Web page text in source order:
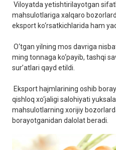
Viloyatda yetishtirilayotgan
mahsulotlariga xalqaro
eksport ko‘rsatkichlarida ham
O‘tgan yilning mos davriga
ming tonnaga ko‘payib, tashqi
sur’atlari qayd etildi.
Eksport hajmlarining oshib
qishloq xo‘jaligi salohiyati
mahsulotlarning xorijiy
borayotganidan dalolat beradi.